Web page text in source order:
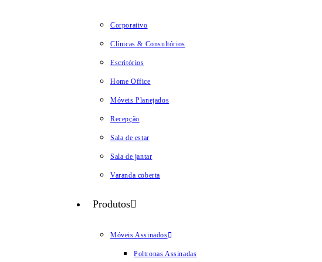
Corporativo
Clínicas & Consultórios
Escritórios
Home Office
Móveis Planejados
Recepção
Sala de estar
Sala de jantar
Varanda coberta
Produtos
Móveis Assinados
Poltronas Assinadas